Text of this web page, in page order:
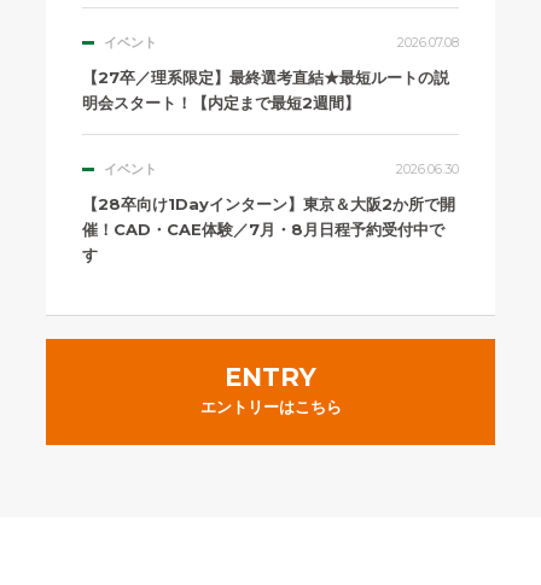
イベント 2026.07.08
【27卒／理系限定】最終選考直結★最短ルートの説
明会スタート！【内定まで最短2週間】
イベント 2026.06.30
【28卒向け1Dayインターン】東京＆大阪2か所で開
催！CAD・CAE体験／7月・8月日程予約受付中で
す
ENTRY
エントリーはこちら